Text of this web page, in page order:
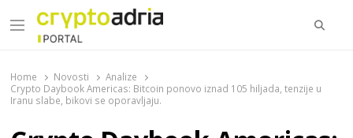
Menu
Home Novosti
Analize
Crypto Daybook Americas: Bitcoin ponovo iznad 105 hiljada, tenzije u
Iranu slabe, bikovi se oporavljaju.